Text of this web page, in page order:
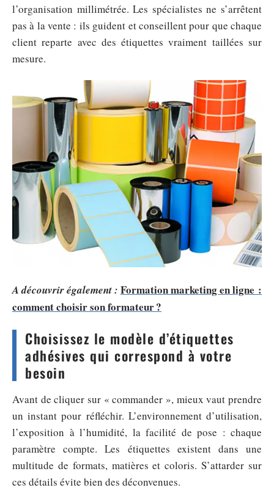
l’organisation millimétrée. Les spécialistes ne s’arrêtent
pas à la vente : ils guident et conseillent pour que chaque
client reparte avec des étiquettes vraiment taillées sur
mesure.
A découvrir également : Formation marketing en ligne :
comment choisir son formateur ?
Choisissez le modèle d’étiquettes
adhésives qui correspond à votre
besoin
Avant de cliquer sur « commander », mieux vaut prendre
un instant pour réfléchir. L’environnement d’utilisation,
l’exposition à l’humidité, la facilité de pose : chaque
paramètre compte. Les étiquettes existent dans une
multitude de formats, matières et coloris. S’attarder sur
ces détails évite bien des déconvenues.